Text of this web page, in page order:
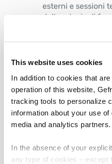
This website uses cookies
In addition to cookies that
operation of this website,
tracking tools to personalize
information about your use
media and analytics partners.
In the absence of your
any type of cookies – except
esterni e sessioni
delle principali
fanno
03 FLY
Un sistema
confronto
della
competenze e la